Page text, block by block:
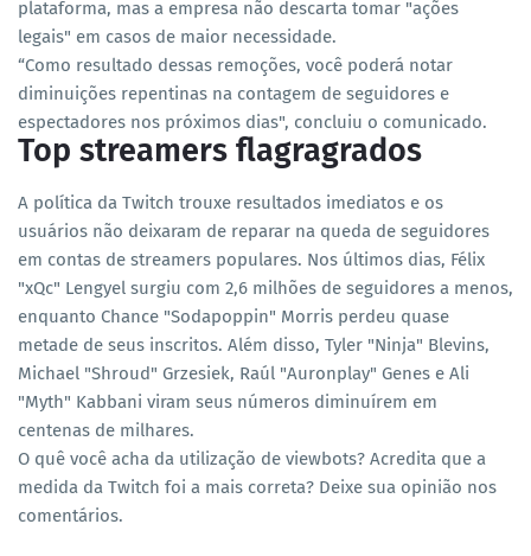
plataforma, mas a empresa não descarta tomar "ações
legais" em casos de maior necessidade.
“Como resultado dessas remoções, você poderá notar
diminuições repentinas na contagem de seguidores e
espectadores nos próximos dias", concluiu o comunicado.
Top streamers flagragrados
A política da Twitch trouxe resultados imediatos e os
usuários não deixaram de reparar na queda de seguidores
em contas de streamers populares. Nos últimos dias, Félix
"xQc" Lengyel surgiu com 2,6 milhões de seguidores a menos,
enquanto Chance "Sodapoppin" Morris perdeu quase
metade de seus inscritos. Além disso, Tyler "Ninja" Blevins,
Michael "Shroud" Grzesiek, Raúl "Auronplay" Genes e Ali
"Myth" Kabbani viram seus números diminuírem em
centenas de milhares.
O quê você acha da utilização de viewbots? Acredita que a
medida da Twitch foi a mais correta? Deixe sua opinião nos
comentários.